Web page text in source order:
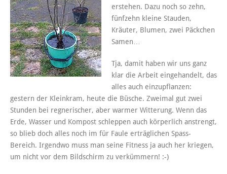
erstehen. Dazu noch so zehn,
fünfzehn kleine Stauden,
Kräuter, Blumen, zwei Päckchen
Samen…
Tja, damit haben wir uns ganz
klar die Arbeit eingehandelt, das
alles auch einzupflanzen:
gestern der Kleinkram, heute die Büsche. Zweimal gut zwei
Stunden bei regnerischer, aber warmer Witterung. Wenn das
Erde, Wasser und Kompost schleppen auch körperlich anstrengt,
so blieb doch alles noch im für Faule erträglichen Spass-
Bereich. Irgendwo muss man seine Fitness ja auch her kriegen,
um nicht vor dem Bildschirm zu verkümmern! :-)